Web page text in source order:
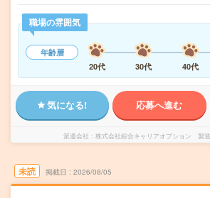
職場の雰囲気
年齢層
20代
30代 40代
気になる! 応募へ進む
派遣会社 株式会社綜合キャリアオプション 製造
未読 掲載日 2026/08/05